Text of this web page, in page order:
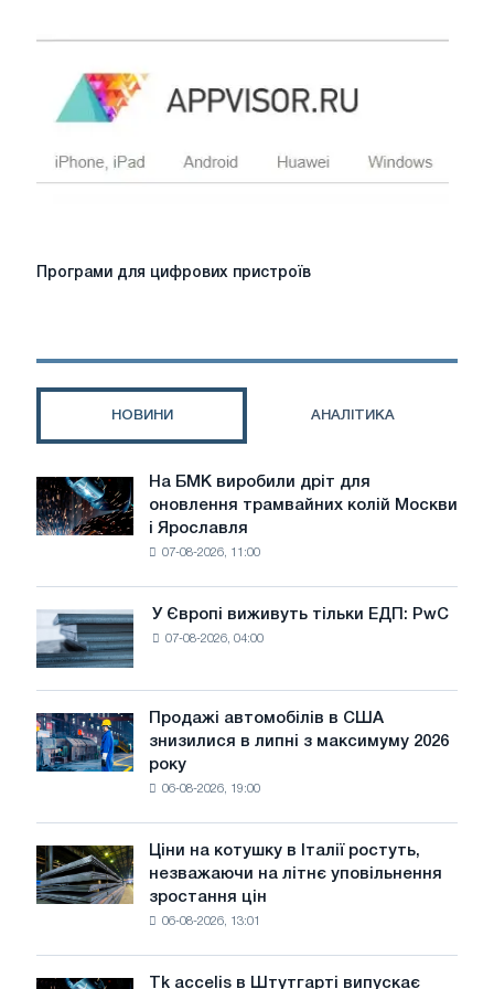
Програми
для
Програми для цифрових пристроїв
НОВИНИ АНАЛІТИКА
На
БМК
виробили
трамвайних
колій
Москви
і
Ярославля
На БМК виробили дріт для
оновлення трамвайних колій Москви
і Ярославля
07-08-2026, 11:00
Європі
виживуть
тільки
ЕДП:
PwC
У Європі виживуть тільки ЕДП: PwC
07-08-2026, 04:00
Продажі
автомобілів
в
липні
з
максимуму
року
Продажі автомобілів в США
знизилися в липні з максимуму 2026
року
06-08-2026, 19:00
Ціни
на
котушку
Ціни на котушку в Італії ростуть,
незважаючи на літнє уповільнення
зростання цін
06-08-2026, 13:01
Tk accelis в Штутгарті випускає